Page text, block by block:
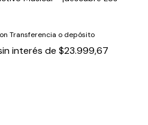
Transferencia o depósito
interés de $23.999,67